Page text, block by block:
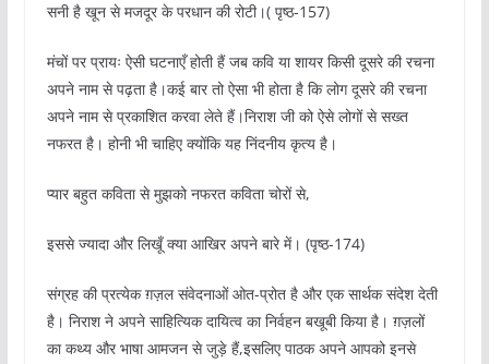
सनी है खून से मजदूर के परधान की रोटी।( पृष्ठ-157)
मंचों पर प्रायः ऐसी घटनाएँ होती हैं जब कवि या शायर किसी दूसरे की रचना
अपने नाम से पढ़ता है।कई बार तो ऐसा भी होता है कि लोग दूसरे की रचना
अपने नाम से प्रकाशित करवा लेते हैं।निराश जी को ऐसे लोगों से सख्त
नफरत है। होनी भी चाहिए क्योंकि यह निंदनीय कृत्य है।
प्यार बहुत कविता से मुझको नफरत कविता चोरों से,
इससे ज्यादा और लिखूँ क्या आखिर अपने बारे में। (पृष्ठ-174)
संग्रह की प्रत्येक ग़ज़ल संवेदनाओं ओत-प्रोत है और एक सार्थक संदेश देती
है। निराश ने अपने साहित्यिक दायित्व का निर्वहन बखूबी किया है। ग़ज़लों
का कथ्य और भाषा आमजन से जुड़े हैं,इसलिए पाठक अपने आपको इनसे